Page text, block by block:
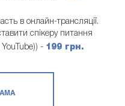
в онлайн-трансляції.
спікеру питання
- 199 грн.